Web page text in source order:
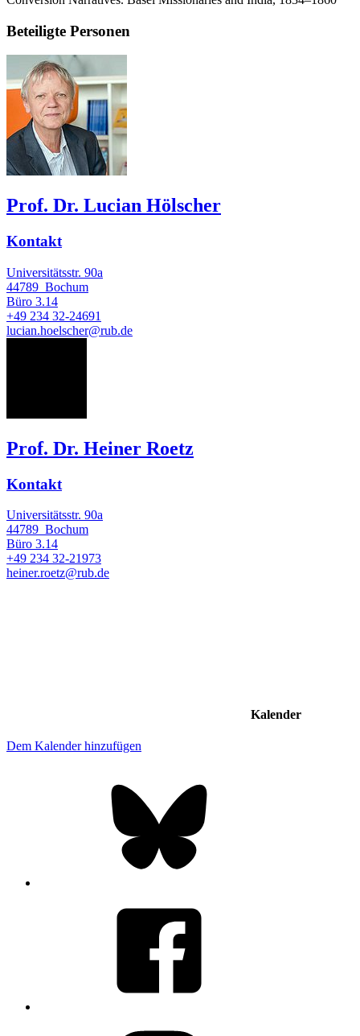
Beteiligte Personen
Prof. Dr. Lucian Hölscher
Kontakt
Universitätsstr. 90a
44789 Bochum
Büro 3.14
+49 234 32-24691
lucian.hoelscher@rub.de
Prof. Dr. Heiner Roetz
Kontakt
Universitätsstr. 90a
44789 Bochum
Büro 3.14
+49 234 32-21973
heiner.roetz@rub.de
Kalender
Dem Kalender hinzufügen